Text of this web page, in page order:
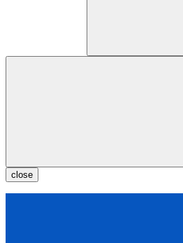
close